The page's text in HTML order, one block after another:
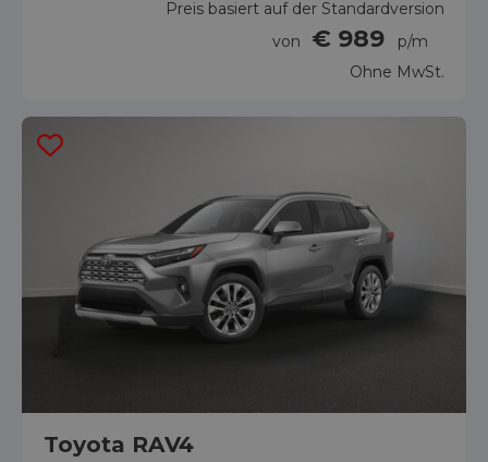
Preis basiert auf der Standardversion
von
€ 989
p/m
Ohne MwSt.
Toyota RAV4